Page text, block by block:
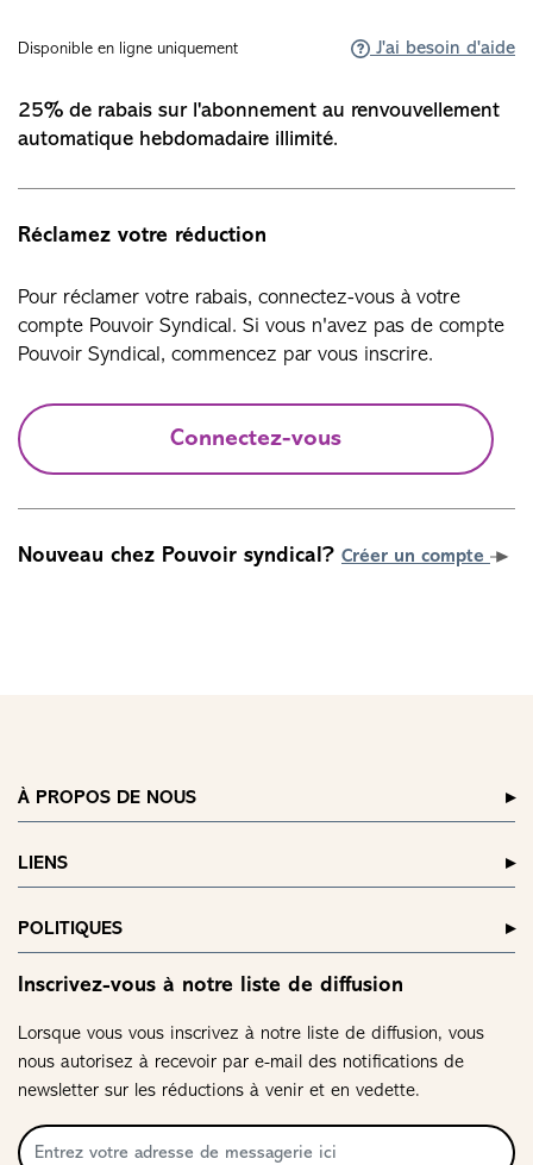
Disponible en ligne uniquement J'ai besoin d'aide
25% de rabais sur l'abonnement au renvouvellement
automatique hebdomadaire illimité.
Réclamez votre réduction
Pour réclamer votre rabais, connectez-vous à votre
compte Pouvoir Syndical. Si vous n'avez pas de compte
Pouvoir Syndical, commencez par vous inscrire.
Connectez-vous
Nouveau chez Pouvoir syndical? Créer un compte
À PROPOS DE NOUS
LIENS
POLITIQUES
Inscrivez-vous à notre liste de diffusion
Lorsque vous vous inscrivez à notre liste de diffusion, vous
nous autorisez à recevoir par e-mail des notifications de
newsletter sur les réductions à venir et en vedette.